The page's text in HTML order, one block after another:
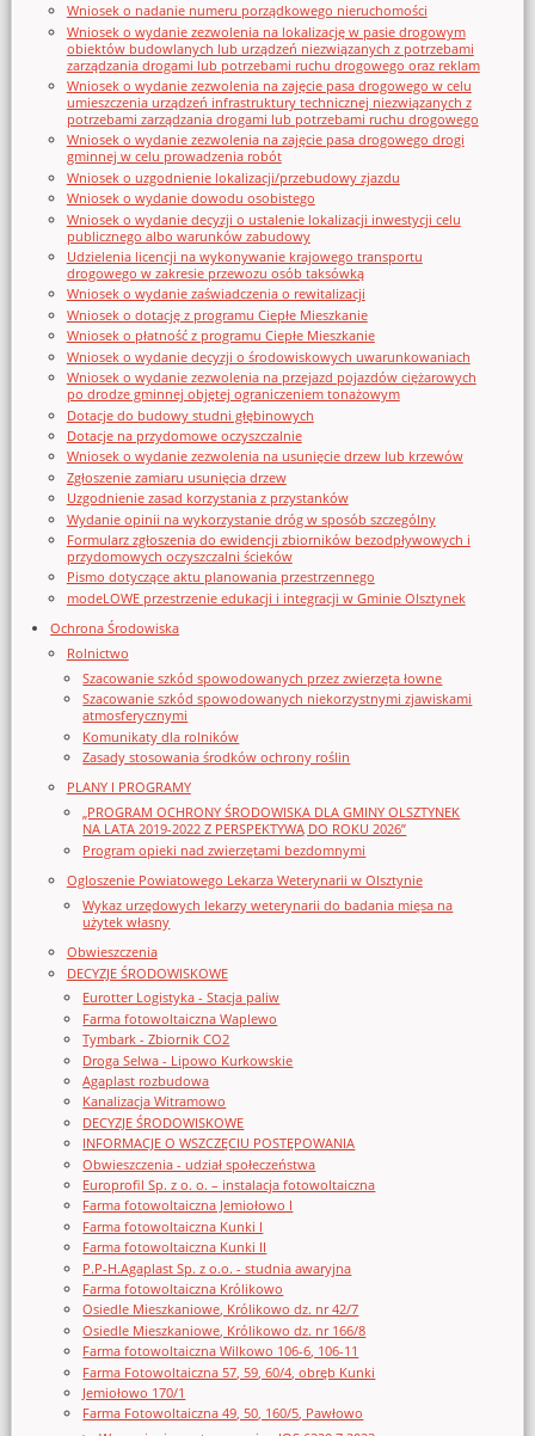
Wniosek o nadanie numeru porządkowego nieruchomości
Wniosek o wydanie zezwolenia na lokalizację w pasie drogowym
obiektów budowlanych lub urządzeń niezwiązanych z potrzebami
zarządzania drogami lub potrzebami ruchu drogowego oraz reklam
Wniosek o wydanie zezwolenia na zajęcie pasa drogowego w celu
umieszczenia urządzeń infrastruktury technicznej niezwiązanych z
potrzebami zarządzania drogami lub potrzebami ruchu drogowego
Wniosek o wydanie zezwolenia na zajęcie pasa drogowego drogi
gminnej w celu prowadzenia robót
Wniosek o uzgodnienie lokalizacji/przebudowy zjazdu
Wniosek o wydanie dowodu osobistego
Wniosek o wydanie decyzji o ustalenie lokalizacji inwestycji celu
publicznego albo warunków zabudowy
Udzielenia licencji na wykonywanie krajowego transportu
drogowego w zakresie przewozu osób taksówką
Wniosek o wydanie zaświadczenia o rewitalizacji
Wniosek o dotację z programu Ciepłe Mieszkanie
Wniosek o płatność z programu Ciepłe Mieszkanie
Wniosek o wydanie decyzji o środowiskowych uwarunkowaniach
Wniosek o wydanie zezwolenia na przejazd pojazdów ciężarowych
po drodze gminnej objętej ograniczeniem tonażowym
Dotacje do budowy studni głębinowych
Dotacje na przydomowe oczyszczalnie
Wniosek o wydanie zezwolenia na usunięcie drzew lub krzewów
Zgłoszenie zamiaru usunięcia drzew
Uzgodnienie zasad korzystania z przystanków
Wydanie opinii na wykorzystanie dróg w sposób szczególny
Formularz zgłoszenia do ewidencji zbiorników bezodpływowych i
przydomowych oczyszczalni ścieków
Pismo dotyczące aktu planowania przestrzennego
modeLOWE przestrzenie edukacji i integracji w Gminie Olsztynek
Ochrona Środowiska
Rolnictwo
Szacowanie szkód spowodowanych przez zwierzęta łowne
Szacowanie szkód spowodowanych niekorzystnymi zjawiskami
atmosferycznymi
Komunikaty dla rolników
Zasady stosowania środków ochrony roślin
PLANY I PROGRAMY
„PROGRAM OCHRONY ŚRODOWISKA DLA GMINY OLSZTYNEK
NA LATA 2019-2022 Z PERSPEKTYWĄ DO ROKU 2026”
Program opieki nad zwierzętami bezdomnymi
Ogloszenie Powiatowego Lekarza Weterynarii w Olsztynie
Wykaz urzędowych lekarzy weterynarii do badania mięsa na
użytek własny
Obwieszczenia
DECYZJE ŚRODOWISKOWE
Eurotter Logistyka - Stacja paliw
Farma fotowoltaiczna Waplewo
Tymbark - Zbiornik CO2
Droga Selwa - Lipowo Kurkowskie
Agaplast rozbudowa
Kanalizacja Witramowo
DECYZJE ŚRODOWISKOWE
INFORMACJE O WSZCZĘCIU POSTĘPOWANIA
Obwieszczenia - udział społeczeństwa
Europrofil Sp. z o. o. – instalacja fotowoltaiczna
Farma fotowoltaiczna Jemiołowo I
Farma fotowoltaiczna Kunki I
Farma fotowoltaiczna Kunki II
P.P-H.Agaplast Sp. z o.o. - studnia awaryjna
Farma fotowoltaiczna Królikowo
Osiedle Mieszkaniowe, Królikowo dz. nr 42/7
Osiedle Mieszkaniowe, Królikowo dz. nr 166/8
Farma fotowoltaiczna Wilkowo 106-6, 106-11
Farma Fotowoltaiczna 57, 59, 60/4, obręb Kunki
Jemiołowo 170/1
Farma Fotowoltaiczna 49, 50, 160/5, Pawłowo